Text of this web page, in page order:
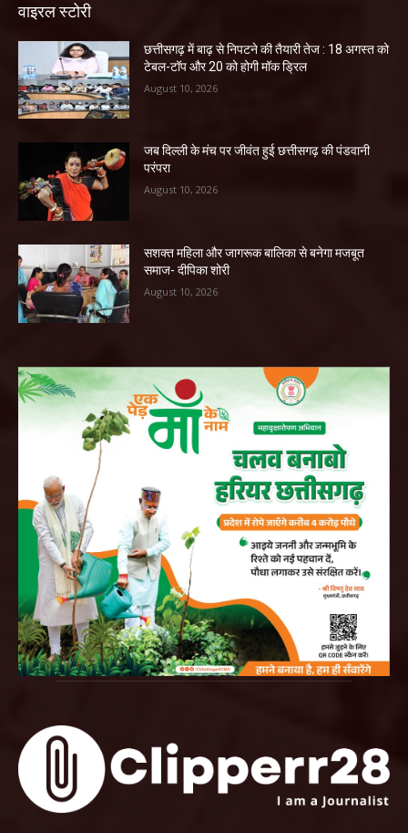
वाइरल स्टोरी
छत्तीसगढ़ में बाढ़ से निपटने की तैयारी तेज : 18 अगस्त को
टेबल-टॉप और 20 को होगी मॉक ड्रिल
August 10, 2026
जब दिल्ली के मंच पर जीवंत हुई छत्तीसगढ़ की पंडवानी
परंपरा
August 10, 2026
सशक्त महिला और जागरूक बालिका से बनेगा मजबूत
समाज- दीपिका शोरी
August 10, 2026